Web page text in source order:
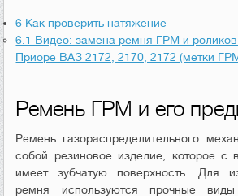
6 Как проверить натяжение
6.1 Видео: замена ремня ГРМ и
Приоре ВАЗ 2172, 2170, 2172 (метки
Ремень ГРМ и его
Ремень газораспределительного
собой резиновое изделие, которое с
имеет зубчатую поверхность. Для
ремня используются прочные